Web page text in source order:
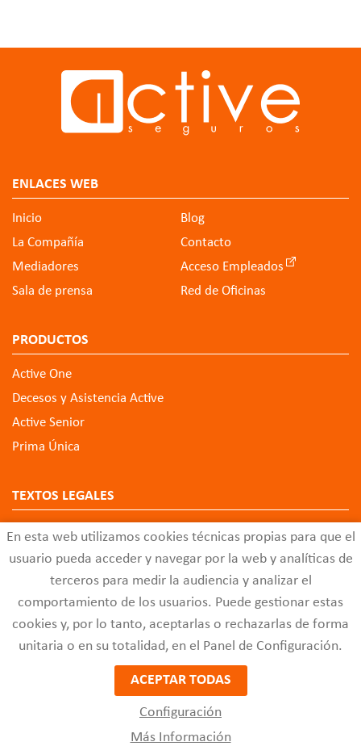
En esta web utilizamos cookies técnicas propias para que el
usuario pueda acceder y navegar por la web y analíticas de
terceros para medir la audiencia y analizar el
comportamiento de los usuarios. Puede gestionar estas
cookies y, por lo tanto, aceptarlas o rechazarlas de forma
unitaria o en su totalidad, en el Panel de Configuración.
ACEPTAR TODAS
Configuración
Más Información
ENLACES WEB
Inicio
La Compañía
Mediadores
Sala de prensa
Blog
Contacto
Acceso Empleados
Red de Oficinas
PRODUCTOS
Active One
Decesos y Asistencia Active
Active Senior
Prima Única
TEXTOS LEGALES
Aviso Legal
Política de Privacidad de Datos
Política de Cookies
Configuración de Cookies
Código Ético
Buzón de Quejas y Sugerencias
Diseño Web SL